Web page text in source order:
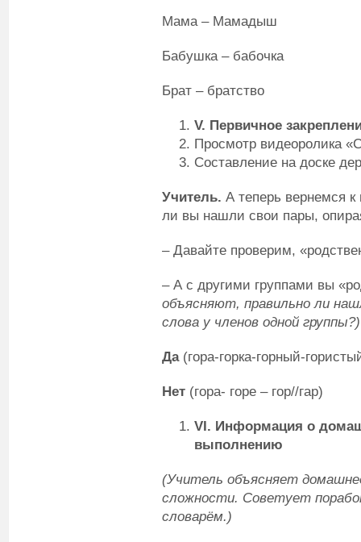
Мама – Мамадыш
Бабушка – бабочка
Брат – братство
V. Первичное
Просмотр видеоролика
Составление на доске
Учитель. А теперь вернемся
ли вы нашли свои пары,
– Давайте проверим,
– А с другими группами вы
объясняют, правильно ли
слова у членов одной группы?)
Да(гора-горка-горный-
Нет (гора- горе – гор//гар)
VI. Информация о
выполнению
(Учитель объясняет
сложности. Советует
словарём.)